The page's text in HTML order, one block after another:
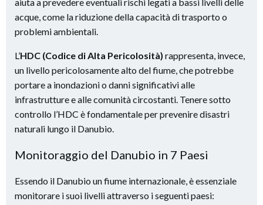
acque, come la riduzione della capacità di trasporto o
problemi ambientali.
L’HDC (Codice di Alta Pericolosità) rappresenta, invece,
un livello pericolosamente alto del fiume, che potrebbe
portare a inondazioni o danni significativi alle
infrastrutture e alle comunità circostanti. Tenere sotto
controllo l’HDC è fondamentale per prevenire disastri
naturali lungo il Danubio.
Monitoraggio del Danubio in 7 Paesi
Essendo il Danubio un fiume internazionale, è essenziale
monitorare i suoi livelli attraverso i seguenti paesi: